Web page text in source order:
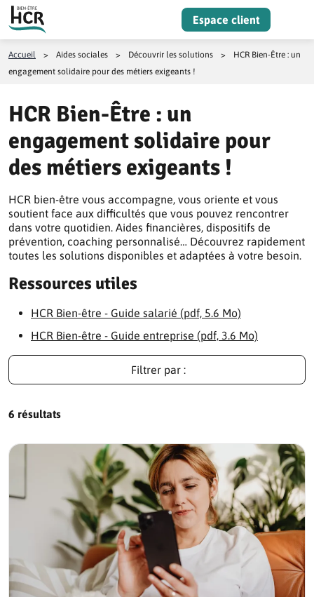
Aller au contenu
Espace client
Accueil > Aides sociales > Découvrir les solutions >
HCR Bien-Être : un
engagement solidaire pour des métiers exigeants !
HCR Bien-Être : un
engagement solidaire pour
des métiers exigeants !
HCR bien-être vous accompagne, vous oriente et vous
soutient face aux difficultés que vous pouvez rencontrer
dans votre quotidien. Aides financières, dispositifs de
prévention, coaching personnalisé… Découvrez rapidement
toutes les solutions disponibles et adaptées à votre besoin.
Ressources utiles
HCR Bien-être - Guide salarié (pdf, 5.6 Mo)
HCR Bien-être - Guide entreprise (pdf, 3.6 Mo)
Filtrer par :
6 résultats